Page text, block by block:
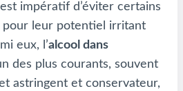
impératif d’éviter certains
pour leur potentiel irritant
eux, l’alcool dans
des plus courants, souvent
astringent et conservateur,